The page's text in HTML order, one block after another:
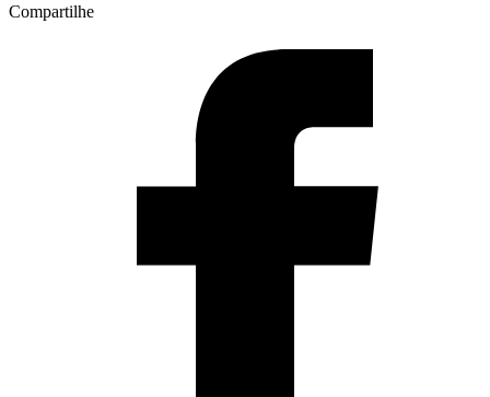
Compartilhe